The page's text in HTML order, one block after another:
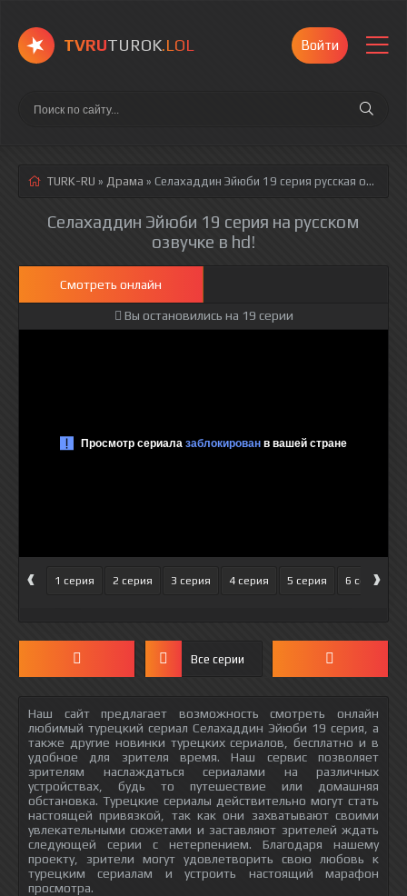
TVRUTUROK.LOL Войти
TURK-RU » Драма » Селахаддин Эйюби 19 серия русская озвучка полностью смотреть онлайн!
Селахаддин Эйюби 19 серия на русском
озвучке в hd!
Смотреть онлайн
Вы остановились на 19 серии
‹ 1 серия 2 серия 3 серия 4 серия 5 серия 6 серия
›
Все серии
Наш сайт предлагает возможность смотреть онлайн
любимый турецкий сериал Селахаддин Эйюби 19 серия, а
также другие новинки турецких сериалов, бесплатно и в
удобное для зрителя время. Наш сервис позволяет
зрителям наслаждаться сериалами на различных
устройствах, будь то путешествие или домашняя
обстановка. Турецкие сериалы действительно могут стать
настоящей привязкой, так как они захватывают своими
увлекательными сюжетами и заставляют зрителей ждать
следующей серии с нетерпением. Благодаря нашему
проекту, зрители могут удовлетворить свою любовь к
турецким сериалам и устроить настоящий марафон
просмотра.